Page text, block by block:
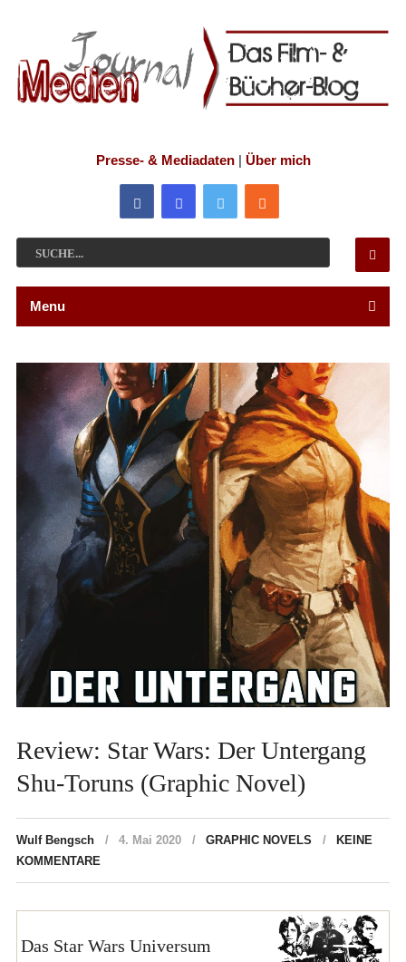
Presse- & Mediadaten| Über mich
Menu
Review: Star Wars: Der Untergang
Shu-Toruns (Graphic Novel)
Wulf Bengsch 4. Mai 2020 GRAPHIC NOVELS
KEINE
KOMMENTARE
Das Star Wars Universum